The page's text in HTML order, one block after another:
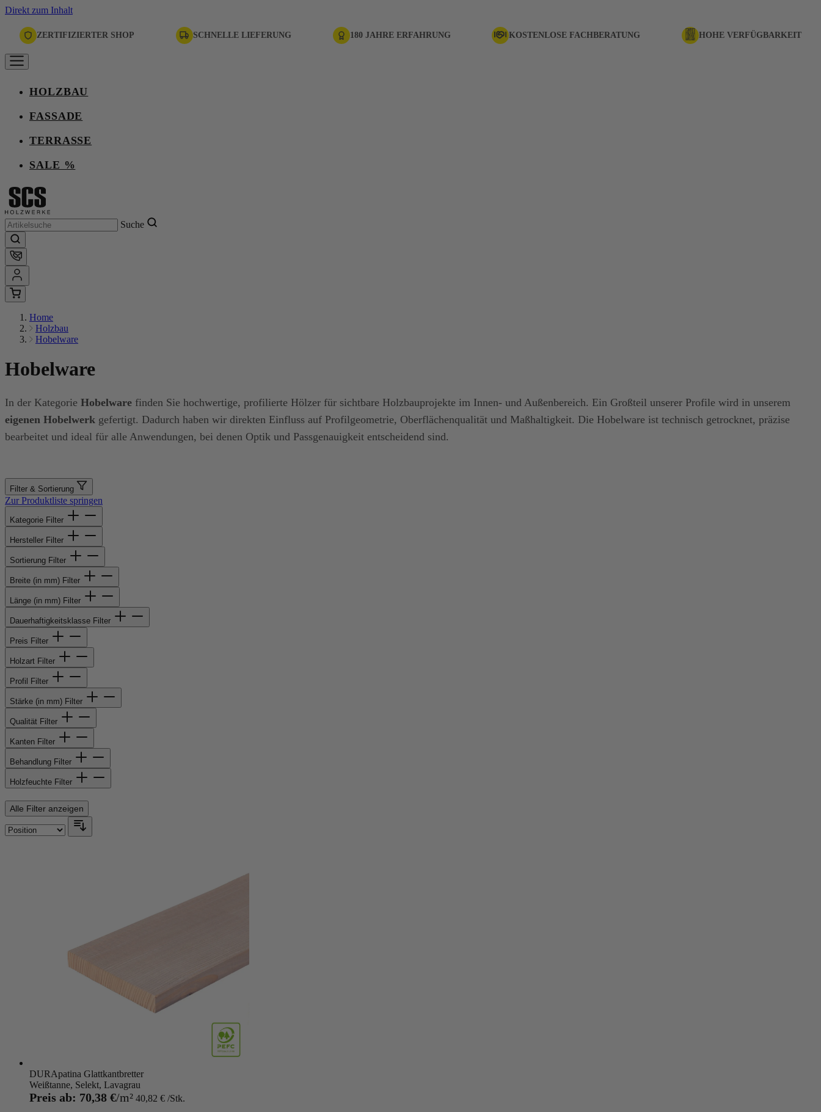
Direkt zum Inhalt
ZERTIFIZIERTER SHOP SCHNELLE LIEFERUNG 180 JAHRE ERFAHRUNG KOSTENLOSE FACHBERATUNG HOHE VERFÜGBARKEIT
HOLZBAU
FASSADE
TERRASSE
SALE %
Suche
Home
Holzbau
Hobelware
Hobelware
In der Kategorie Hobelware finden Sie hochwertige, profilierte Hölzer für sichtbare Holzbauprojekte im Innen- und Außenbereich. Ein Großteil unserer Profile wird in unserem
eigenen Hobelwerk gefertigt. Dadurch haben wir direkten Einfluss auf Profilgeometrie, Oberflächenqualität und Maßhaltigkeit. Die Hobelware ist technisch getrocknet, präzise
bearbeitet und ideal für alle Anwendungen, bei denen Optik und Passgenauigkeit entscheidend sind.
Filter & Sortierung
Zur Produktliste springen
Kategorie Filter
Hersteller Filter
Sortierung Filter
Breite (in mm) Filter
Länge (in mm) Filter
Dauerhaftigkeitsklasse Filter
Preis Filter
Holzart Filter
Profil Filter
Stärke (in mm) Filter
Qualität Filter
Kanten Filter
Behandlung Filter
Holzfeuchte Filter
Alle Filter anzeigen
DURApatina Glattkantbretter
Weißtanne, Selekt, Lavagrau
Preis ab: 70,38 € 40,82 €